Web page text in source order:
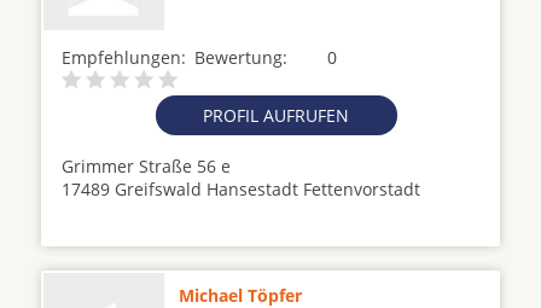
Empfehlungen: 0
Bewertung:
PROFIL AUFRUFEN
Grimmer Straße 56 e
17489 Greifswald Hansestadt Fettenvorstadt
Michael Töpfer